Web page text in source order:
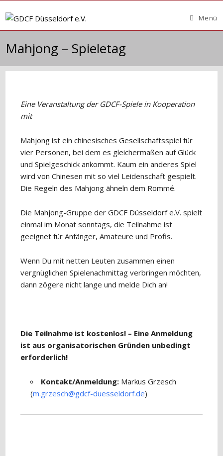
Inhalt
Menü
Mahjong – Spieletag
Eine Veranstaltung der GDCF-Spiele in Kooperation
mit
Mahjong ist ein chinesisches Gesellschaftsspiel für
vier Personen, bei dem es gleichermaßen auf Glück
und Spielgeschick ankommt. Kaum ein anderes Spiel
wird von Chinesen mit so viel Leidenschaft gespielt.
Die Regeln des Mahjong ähneln dem Rommé.
Die Mahjong-Gruppe der GDCF Düsseldorf e.V. spielt
einmal im Monat sonntags, die Teilnahme ist
geeignet für Anfänger, Amateure und Profis.
Wenn Du mit netten Leuten zusammen einen
vergnüglichen Spielenachmittag verbringen möchten,
dann zögere nicht lange und melde Dich an!
Die Teilnahme ist kostenlos! – Eine Anmeldung
ist aus organisatorischen Gründen unbedingt
erforderlich!
Kontakt/Anmeldung: Markus Grzesch
(m.grzesch@gdcf-duesseldorf.de)